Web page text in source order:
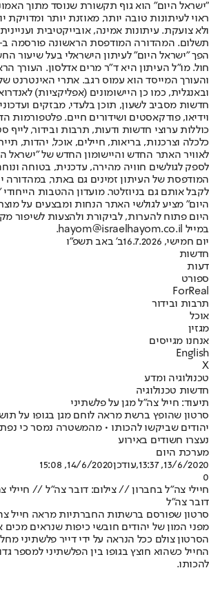
"ישראל היום" הוא גוף תקשורת שנוסד מתוך
ראוי לעיתונות טובה יותר, מאוזנת יותר ומדויקת
ולא צועקת. עיתונות אמינה, אובייקטיבית
הפך "ישראל היום" לעיתון הישראלי בעל שיעור
חול. מו"ל העיתון היא ד"ר מרים אדלסון. העורך
והעורך המייסד הוא עמוס רגב. אתרי האינטרנט
חדשות מסביב לשעון, תוכן בלעדי, מבזקים
וידיאו, פודקאסטים ושידורים חיים. פלטפורמות
כוללות ערוצי חדשות ודעות, תרבות ובידור, לייף
לאוויר האתר החדש והיישומון החדש של "ישראל
לספק לגולשים חוויה מהירה, עדכנית, בטוחה
המודפסת של העיתון זמינים גם באתר, במהדורה
לקבל אותם גם בניוזלטר. מועדון ההטבות
היום" מציע לגולשי האתר הנחות ומבצעים על
היום פתוח להערות, לביקורת ולהצעות לשיפור
במייל hayom@israelhayom.co.il.
יום חמישי, 16.7.2026
ב' באב תשפ"ו
חדשות
דעות
ספורט
ForReal
תרבות ובידור
אוכל
מגזין
אנחנו מגייסים
English
X
טכנולוגיה ומדע
חדשות טכנולוגיה
תיעוד: חייל צה"ל מגן על פלשתיני
סרטון שהופץ ברשת מראה לוחם מגן בגופו על
יהודים שביקשו להכותו • מהמשטרה נמסר כי
נעצרו חשודים באירוע
מערכת היום
13/6/2020, 13:37
,עודכן14/6/2020, 15:08
0
חיילי צה"ל בחברון // צילום: דובר צה"ל // חיילי
דובר צה"ל
סרטון שפורסם ברשתות החברתיות מראה חייל
מפני המון של יהודים חובשי כיפות שנראים מכים
הסרטון צולם ככל הנראה על ידי דייר פלשתיני
החייל כשהוא חוצץ בגופו בין הפלשתיני למספר
להכותו.